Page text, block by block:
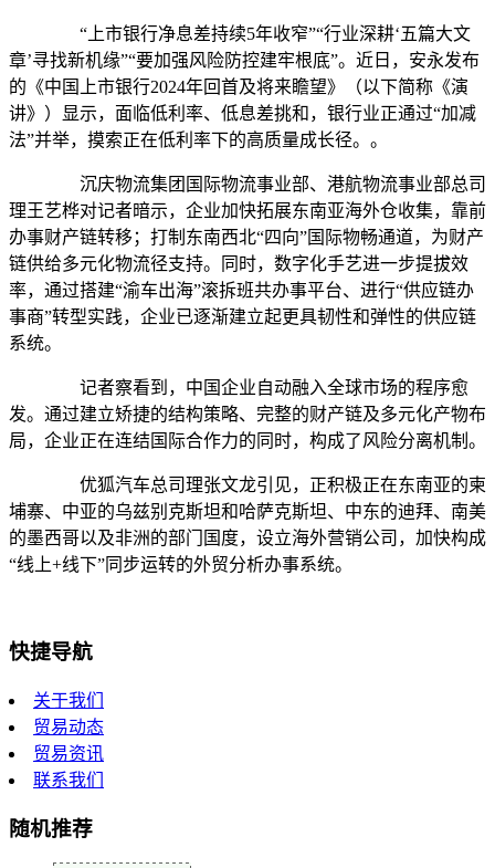
“上市银行净息差持续5年收窄”“行业深耕‘五篇大文
章’寻找新机缘”“要加强风险防控建牢根底”。近日，安永发布
的《中国上市银行2024年回首及将来瞻望》（以下简称《演
讲》）显示，面临低利率、低息差挑和，银行业正通过“加减
法”并举，摸索正在低利率下的高质量成长径。。
沉庆物流集团国际物流事业部、港航物流事业部总司
理王艺桦对记者暗示，企业加快拓展东南亚海外仓收集，靠前
办事财产链转移；打制东南西北“四向”国际物畅通道，为财产
链供给多元化物流径支持。同时，数字化手艺进一步提拔效
率，通过搭建“渝车出海”滚拆班共办事平台、进行“供应链办
事商”转型实践，企业已逐渐建立起更具韧性和弹性的供应链
系统。
记者察看到，中国企业自动融入全球市场的程序愈
发。通过建立矫捷的结构策略、完整的财产链及多元化产物布
局，企业正在连结国际合作力的同时，构成了风险分离机制。
优狐汽车总司理张文龙引见，正积极正在东南亚的柬
埔寨、中亚的乌兹别克斯坦和哈萨克斯坦、中东的迪拜、南美
的墨西哥以及非洲的部门国度，设立海外营销公司，加快构成
“线上+线下”同步运转的外贸分析办事系统。
快捷导航
关于我们
贸易动态
贸易资讯
联系我们
随机推荐